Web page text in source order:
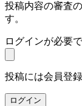
投稿内容の審査
す。
ログインが必要
投稿には会員登
ログイン